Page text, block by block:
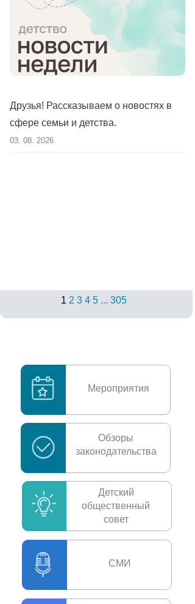
Мероприятия
Обзоры
законодательства
СМИ
Детский
общественный
совет
1 2 3 4 5 ... 305
Друзья! Рассказываем о новостях в
сфере семьи и детства.
03. 08. 2026